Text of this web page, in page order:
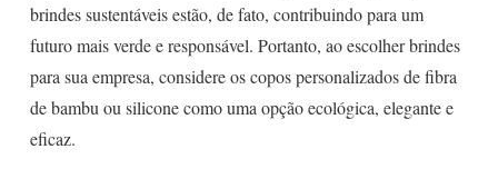
brindes sustentáveis estão, de fato, contribuindo para um
futuro mais verde e responsável. Portanto, ao escolher brindes
para sua empresa, considere os copos personalizados de fibra
de bambu ou silicone como uma opção ecológica, elegante e
eficaz.